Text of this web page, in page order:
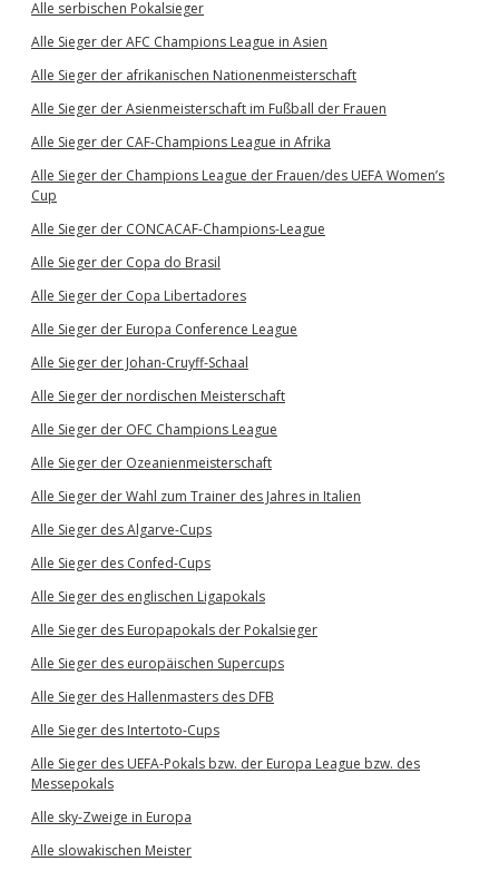
Alle serbischen Pokalsieger
Alle Sieger der AFC Champions League in Asien
Alle Sieger der afrikanischen Nationenmeisterschaft
Alle Sieger der Asienmeisterschaft im Fußball der Frauen
Alle Sieger der CAF-Champions League in Afrika
Alle Sieger der Champions League der Frauen/des UEFA Women’s
Cup
Alle Sieger der CONCACAF-Champions-League
Alle Sieger der Copa do Brasil
Alle Sieger der Copa Libertadores
Alle Sieger der Europa Conference League
Alle Sieger der Johan-Cruyff-Schaal
Alle Sieger der nordischen Meisterschaft
Alle Sieger der OFC Champions League
Alle Sieger der Ozeanienmeisterschaft
Alle Sieger der Wahl zum Trainer des Jahres in Italien
Alle Sieger des Algarve-Cups
Alle Sieger des Confed-Cups
Alle Sieger des englischen Ligapokals
Alle Sieger des Europapokals der Pokalsieger
Alle Sieger des europäischen Supercups
Alle Sieger des Hallenmasters des DFB
Alle Sieger des Intertoto-Cups
Alle Sieger des UEFA-Pokals bzw. der Europa League bzw. des
Messepokals
Alle sky-Zweige in Europa
Alle slowakischen Meister